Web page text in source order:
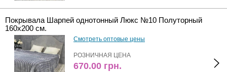
Покрывала Шарпей однотонный Люкс №10 Полуторный
160х200 см.
Смотреть оптовые цены
РОЗНИЧНАЯ ЦЕНА
670.00 грн.